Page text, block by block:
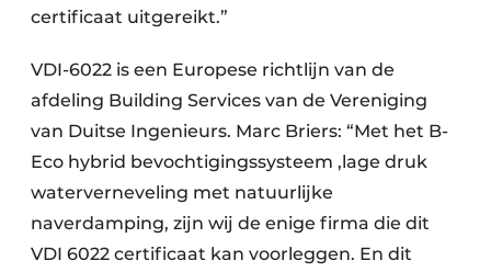
certificaat uitgereikt.”
VDI-6022 is een Europese richtlijn van de
afdeling Building Services van de Vereniging
van Duitse Ingenieurs. Marc Briers: “Met het B-
Eco hybrid bevochtigingssysteem ,lage druk
waterverneveling met natuurlijke
naverdamping, zijn wij de enige firma die dit
VDI 6022 certificaat kan voorleggen. En dit